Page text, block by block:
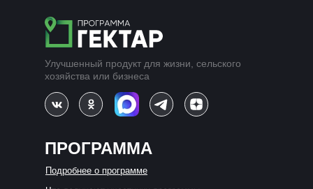
Улучшенный продукт для жизни, сельского
хозяйства или бизнеса
ПРОГРАММА
Подробнее о программе